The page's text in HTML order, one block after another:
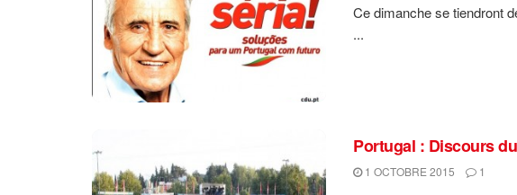
Ce dimanche se tiendront
...
Portugal : Discours
1 OCTOBRE 2015 1